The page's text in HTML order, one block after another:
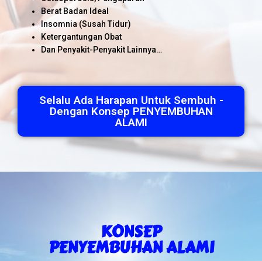
Berat Badan Ideal
Insomnia (Susah Tidur)
Ketergantungan Obat
Dan Penyakit-Penyakit Lainnya…
Selalu Ada Harapan Untuk Sembuh -
Dengan Konsep PENYEMBUHAN
ALAMI
KONSEP
PENYEMBUHAN ALAMI